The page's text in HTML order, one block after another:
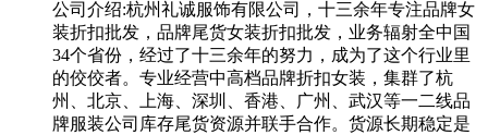
公司介绍:杭州礼诚服饰有限公司，十三余年专注品牌女
装折扣批发，品牌尾货女装折扣批发，业务辐射全中国
34个省份，经过了十三余年的努力，成为了这个行业里
的佼佼者。专业经营中高档品牌折扣女装，集群了杭
州、北京、上海、深圳、香港、广州、武汉等一二线品
牌服装公司库存尾货资源并联手合作。货源长期稳定是